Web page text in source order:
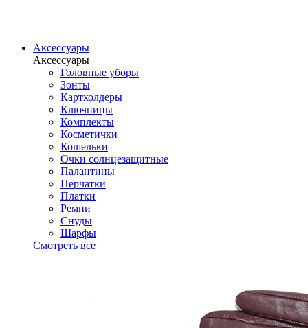
Аксессуары
Аксессуары
Головные уборы
Зонты
Картхолдеры
Ключницы
Комплекты
Косметички
Кошельки
Очки солнцезащитные
Палантины
Перчатки
Платки
Ремни
Снуды
Шарфы
Смотреть все